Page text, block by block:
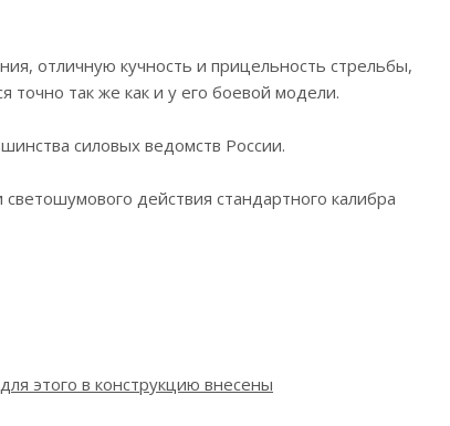
отличную кучность и прицельность стрельбы,
точно так же как и у его боевой модели.
силовых ведомств России.
действия стандартного калибра
этого в конструкцию внесены